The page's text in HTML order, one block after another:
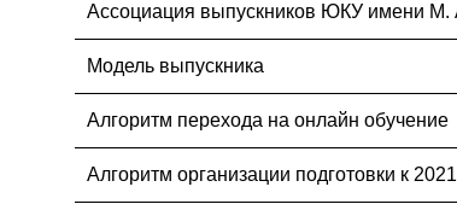
Ассоциация выпускников ЮКУ имени М.
Модель выпускника
Алгоритм перехода на онлайн обучение
Алгоритм организации подготовки к